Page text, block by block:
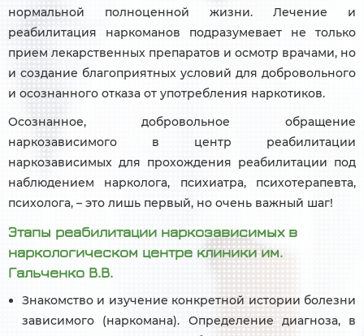
нормальной полноценной жизни. Лечение и
реабилитация наркоманов подразумевает не только
прием лекарственных препаратов и осмотр врачами, но
и создание благоприятных условий для добровольного
и осознанного отказа от употребления наркотиков.
Осознанное, добровольное обращение
наркозависимого в центр реабилитации
наркозависимых для прохождения реабилитации под
наблюдением нарколога, психиатра, психотерапевта,
психолога, – это лишь первый, но очень важный шаг!
Этапы реабилитации наркозависимых в
наркологическом центре клиники им.
Гальченко В.В.
Знакомство и изучение конкретной истории болезни
зависимого (наркомана). Определение диагноза, в